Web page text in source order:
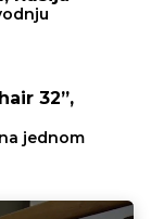
32”,
jednom